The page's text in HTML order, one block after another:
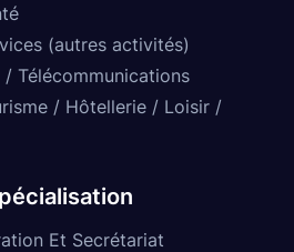
(autres activités)
/ Télécommunications
/ Hôtellerie / Loisir /
Et Secrétariat